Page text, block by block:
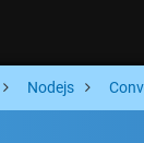
Nodejs